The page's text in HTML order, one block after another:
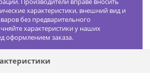
характеристики, внешний вид и
без предварительного
характеристики у наших
оформлением заказа.